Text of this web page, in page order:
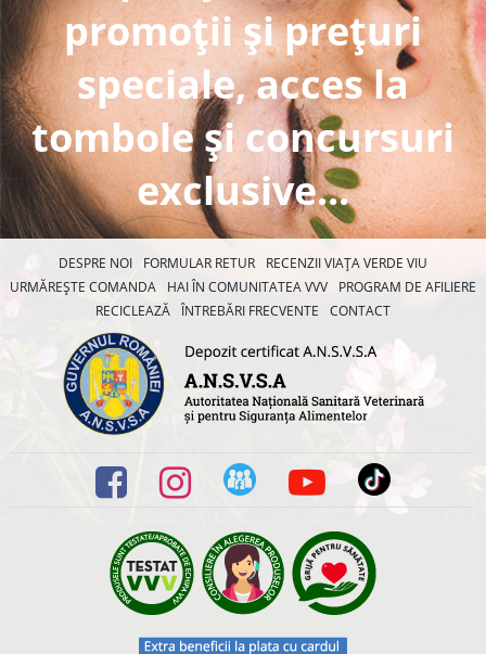
promoții și prețuri
speciale, acces la
tombole și concursuri
exclusive...
DESPRE NOI FORMULAR RETUR
RECENZII VIAȚA VERDE VIU
URMĂREȘTE COMANDA
HAI ÎN COMUNITATEA VVV
PROGRAM DE AFILIERE
RECICLEAZĂ ÎNTREBĂRI FRECVENTE CONTACT